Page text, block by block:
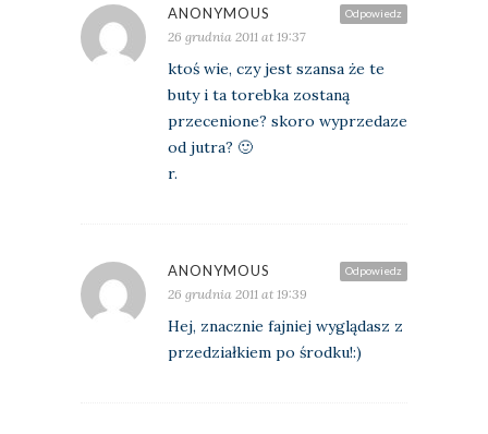
Odpowiedz
ANONYMOUS
26 grudnia 2011 at 19:37
ktoś wie, czy jest szansa że te
buty i ta torebka zostaną
przecenione? skoro wyprzedaze
od jutra? 🙂
r.
Odpowiedz
ANONYMOUS
26 grudnia 2011 at 19:39
Hej, znacznie fajniej wyglądasz z
przedziałkiem po środku!:)